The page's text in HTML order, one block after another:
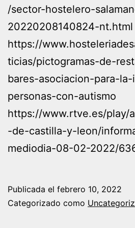
/sector-hostelero-
20220208140824-nt.html
https://
ticias/pictogramas-de-
bares-asociacion-para-
personas-con-autismo
https://www.rtve.es/play/
-de-castilla-y-leon/
mediodia-08-02-2022/
Publicada el febrero 10, 2022
Categorizado como